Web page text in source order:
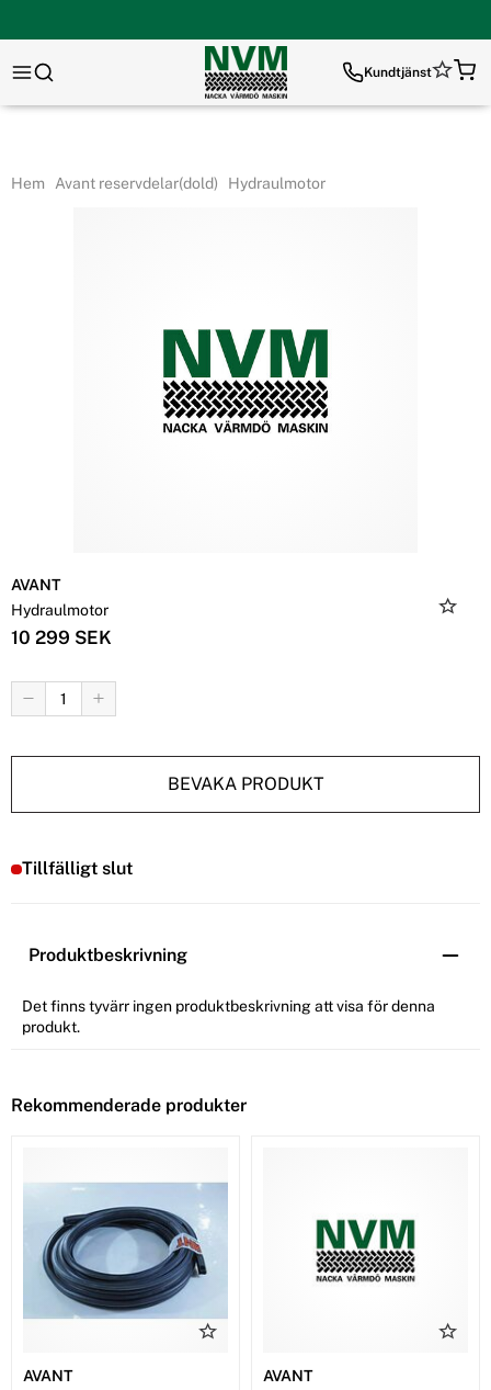
Kundtjänst
Hem Avant reservdelar(dold) Hydraulmotor
AVANT
Hydraulmotor
10 299 SEK
BEVAKA PRODUKT
Tillfälligt slut
Produktbeskrivning
Det finns tyvärr ingen produktbeskrivning att visa för denna
produkt.
Rekommenderade produkter
AVANT
AVANT